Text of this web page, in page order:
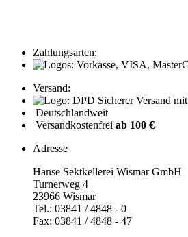
Zahlungsarten:
Versand:
Sicherer Versand mit
Deutschlandweit
Versandkostenfrei ab 100 €
Adresse
Hanse Sektkellerei Wismar GmbH
Turnerweg 4
23966 Wismar
Tel.: 03841 / 4848 - 0
Fax: 03841 / 4848 - 47